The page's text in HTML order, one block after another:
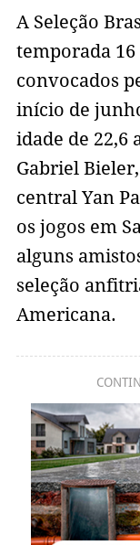
A Seleção
temporada
convocados
início de
idade de 22,6
Gabriel
central Yan
os jogos em
alguns
seleção
Americana.